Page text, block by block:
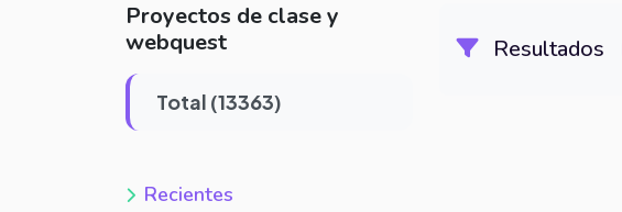
Proyectos de clase y
webquest
Total (13363)
Recientes
Resultados